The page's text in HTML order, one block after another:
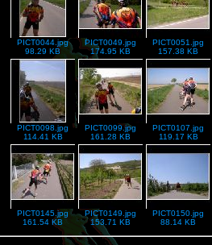
PICT0044.jpg
98.29 KB
PICT0049.jpg
174.95 KB
PICT0051.jpg
157.38 KB
PICT0098.jpg
114.41 KB
PICT0099.jpg
161.28 KB
PICT0107.jpg
119.17 KB
PICT0145.jpg
161.54 KB
PICT0149.jpg
153.71 KB
PICT0150.jpg
88.14 KB